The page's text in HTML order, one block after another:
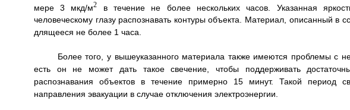
мере 3 мкд/м2
в течение не более нескольких часов. Указанная
человеческому глазу распознавать контуры объекта. Материал, описанный в
длящееся не более 1 часа.
Более того, у вышеуказанного материала также имеются проблемы с
есть он не может дать такое свечение, чтобы поддерживать
распознавания объектов в течение примерно 15 минут. Такой период
направления эвакуации в случае отключения электроэнергии.